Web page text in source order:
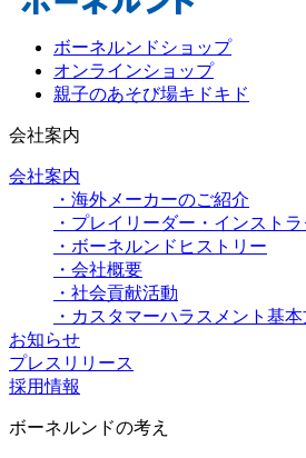
ボーネルンドショップ
オンラインショップ
親子のあそび場キドキド
会社案内
会社案内
・海外メーカーのご紹介
・プレイリーダー・インスト
・ボーネルンドヒストリー
・会社概要
・社会貢献活動
・カスタマーハラスメント基
お知らせ
プレスリリース
採用情報
ボーネルンドの考え